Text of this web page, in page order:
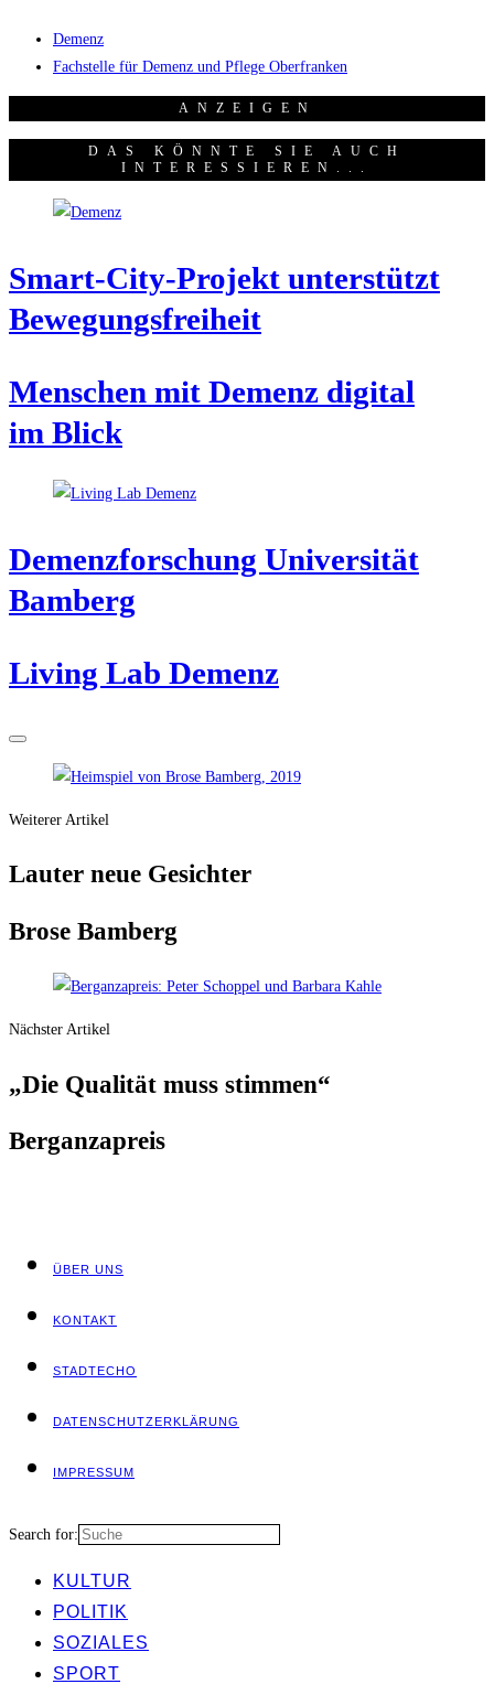
Demenz
Fachstelle für Demenz und Pflege Oberfranken
ANZEI­GEN
DAS KÖNNTE SIE AUCH
INTERESSIEREN...
Smart-City-Pro­jekt unter­stützt
Bewegungsfreiheit
Men­schen mit Demenz digi­tal
im Blick
Demenz­for­schung Uni­ver­si­tät
Bamberg
Living Lab Demenz
Weiterer Artikel
Lau­ter neue Gesichter
Bro­se Bamberg
Nächster Artikel
„Die Qua­li­tät muss stimmen“
Bergan­za­preis
ÜBER UNS
KON­TAKT
STADT­ECHO
DATEN­SCHUTZ­ER­KLÄ­RUNG
IMPRES­SUM
Search for:
KUL­TUR
POLI­TIK
SOZIA­LES
SPORT